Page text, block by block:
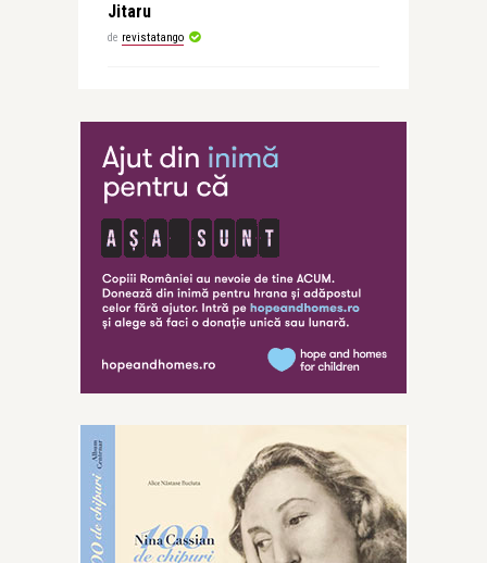
Jitaru
de revistatango